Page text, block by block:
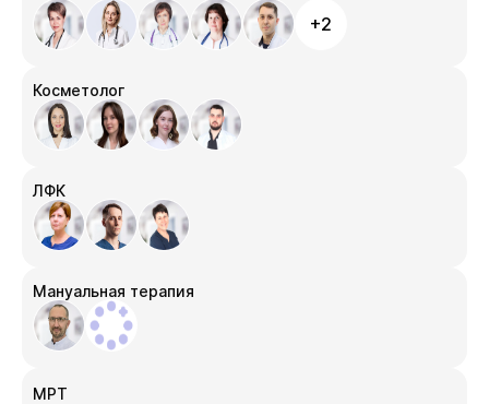
+2
Косметолог
ЛФК
Мануальная терапия
МРТ